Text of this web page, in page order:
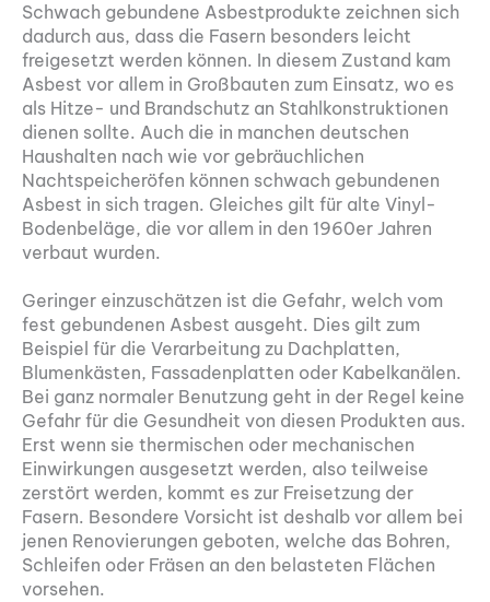
Schwach gebundene Asbestprodukte zeichnen sich
dadurch aus, dass die Fasern besonders leicht
freigesetzt werden können. In diesem Zustand kam
Asbest vor allem in Großbauten zum Einsatz, wo es
als Hitze- und Brandschutz an Stahlkonstruktionen
dienen sollte. Auch die in manchen deutschen
Haushalten nach wie vor gebräuchlichen
Nachtspeicheröfen können schwach gebundenen
Asbest in sich tragen. Gleiches gilt für alte Vinyl-
Bodenbeläge, die vor allem in den 1960er Jahren
verbaut wurden.
Geringer einzuschätzen ist die Gefahr, welch vom
fest gebundenen Asbest ausgeht. Dies gilt zum
Beispiel für die Verarbeitung zu Dachplatten,
Blumenkästen, Fassadenplatten oder Kabelkanälen.
Bei ganz normaler Benutzung geht in der Regel keine
Gefahr für die Gesundheit von diesen Produkten aus.
Erst wenn sie thermischen oder mechanischen
Einwirkungen ausgesetzt werden, also teilweise
zerstört werden, kommt es zur Freisetzung der
Fasern. Besondere Vorsicht ist deshalb vor allem bei
jenen Renovierungen geboten, welche das Bohren,
Schleifen oder Fräsen an den belasteten Flächen
vorsehen.